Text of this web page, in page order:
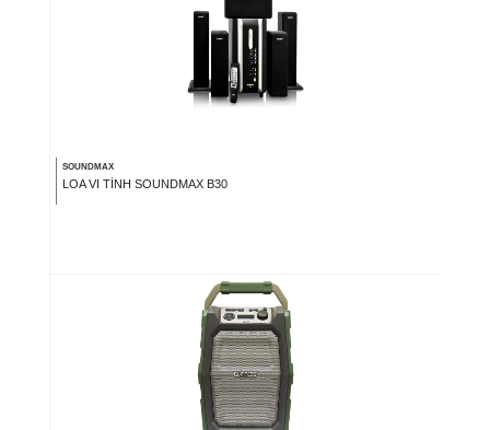
SOUNDMAX
LOA VI TÍNH SOUNDMAX B30